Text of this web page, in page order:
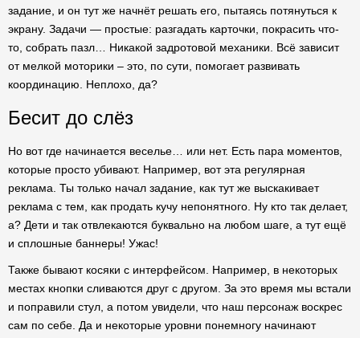
задание, и он тут же начнёт решать его, пытаясь потянуться к
экрану. Задачи — простые: разгадать карточки, покрасить что-
то, собрать пазл… Никакой задротовой механики. Всё зависит
от мелкой моторики – это, по сути, помогает развивать
координацию. Неплохо, да?
Бесит до слёз
Но вот где начинается веселье… или нет. Есть пара моментов,
которые просто убивают. Например, вот эта регулярная
реклама. Ты только начал задание, как тут же выскакивает
реклама с тем, как продать кучу непонятного. Ну кто так делает,
а? Дети и так отвлекаются буквально на любом шаге, а тут ещё
и сплошные баннеры! Ужас!
Также бывают косяки с интерфейсом. Например, в некоторых
местах кнопки сливаются друг с другом. За это время мы встали
и поправили стул, а потом увидели, что наш персонаж воскрес
сам по себе. Да и некоторые уровни понемногу начинают